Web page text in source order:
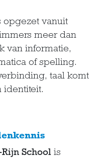
opgezet vanuit
meer dan
van informatie,
of spelling.
taal komt
identiteit.
School is